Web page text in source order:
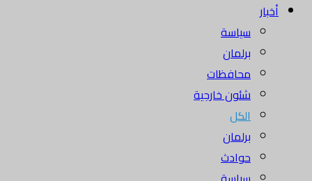
أخبار
سياسة
برلمان
محافظات
شئون خارجية
الكل
برلمان
حوادث